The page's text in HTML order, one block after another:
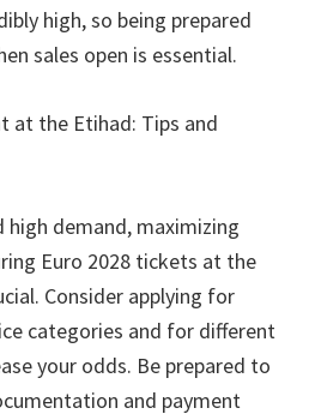
high,so being prepared
sales open is essential.
at the Etihad: Tips and
high demand, maximizing
Euro 2028 tickets at the
. Consider applying for
categories and for different
your odds. Be prepared to
and payment